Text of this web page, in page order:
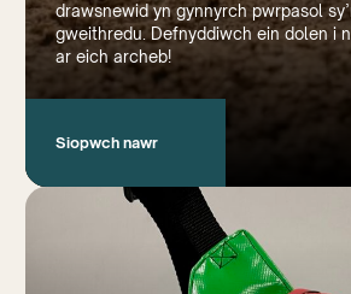
drawsnewid yn gynnyrch pwrpasol
gweithredu. Defnyddiwch ein dolen i
ar eich archeb!
Siopwch nawr